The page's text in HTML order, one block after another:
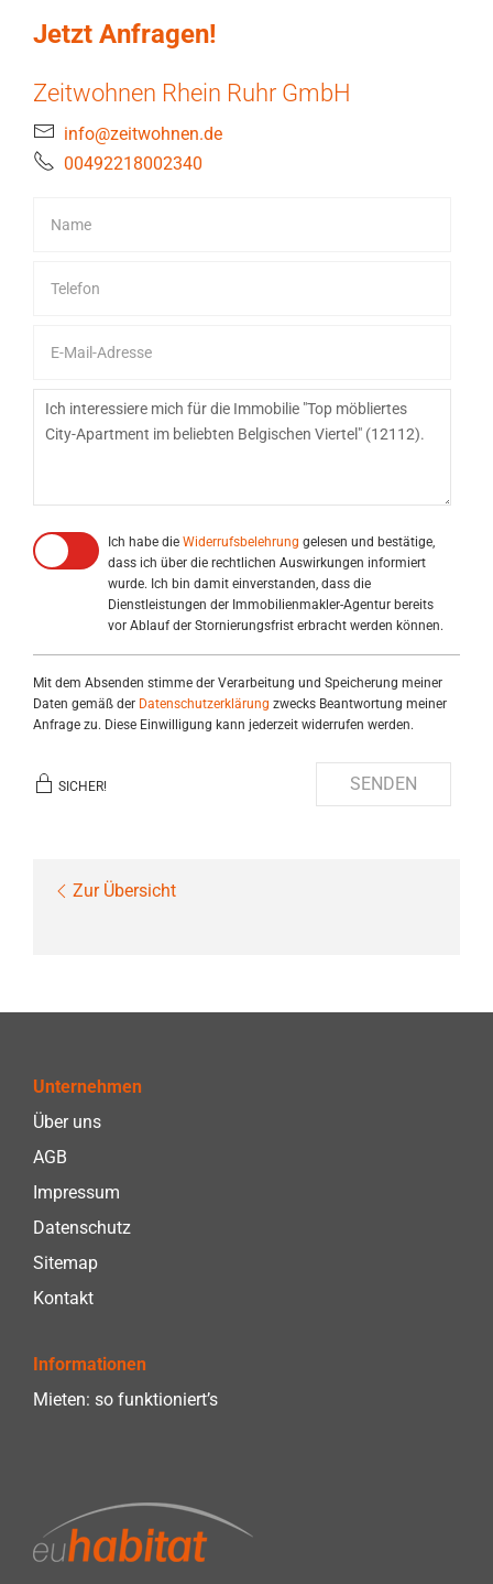
Jetzt Anfragen!
Zeitwohnen Rhein Ruhr GmbH
info@zeitwohnen.de
00492218002340
Ich habe die Widerrufsbelehrung gelesen und bestätige,
dass ich über die rechtlichen Auswirkungen informiert
wurde. Ich bin damit einverstanden, dass die
Dienstleistungen der Immobilienmakler-Agentur bereits
vor Ablauf der Stornierungsfrist erbracht werden können.
Mit dem Absenden stimme der Verarbeitung und Speicherung meiner
Daten gemäß der Datenschutzerklärung zwecks Beantwortung meiner
Anfrage zu. Diese Einwilligung kann jederzeit widerrufen werden.
SICHER! SENDEN
Zur Übersicht
Unternehmen
Über uns
AGB
Impressum
Datenschutz
Sitemap
Kontakt
Informationen
Mieten: so funktioniert’s